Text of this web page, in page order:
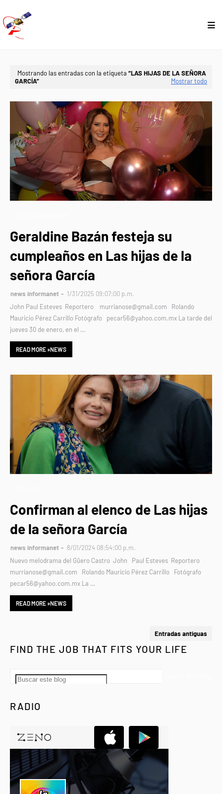
Mostrando las entradas con la etiqueta LAS HIJAS DE LA SEÑORA
GARCÍA
Mostrar todo
Geraldine Bazán festeja su
cumpleaños en Las hijas de la
señora García
news informanet
1/31/2025 09:07:00 p.m.
John Paul Esteves Reportero murrianose@gmail.com Rolando
Mauricio Pérez Carrillo Fotógrafo pecar56@yahoo.com.mx La tarde del
jueves 30 de enero, en el …
READ MORE »NEWS
Confirman al elenco de Las hijas
de la señora García
news informanet
8/01/2024 08:54:00 p.m.
Nuevo melodrama del Güero Castro John Paul Esteves Reportero
murrianose@gmail.com Rolando Mauricio Pérez Carrillo Fotógrafo
pecar56@yahoo.com.mx La …
READ MORE »NEWS
Entradas antiguas
FIND THE JOB THAT FITS YOUR LIFE
RADIO